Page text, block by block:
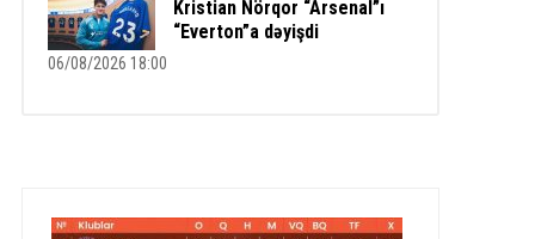
Kristian Nörqor “Arsenal”ı
“Everton”a dəyişdi
06/08/2026 18:00